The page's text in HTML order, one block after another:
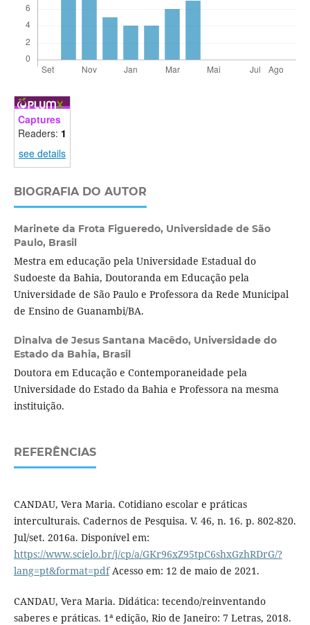
Captures
Readers: 1
see details
BIOGRAFIA DO AUTOR
Marinete da Frota Figueredo, Universidade de São
Paulo, Brasil
Mestra em educação pela Universidade Estadual do
Sudoeste da Bahia, Doutoranda em Educação pela
Universidade de São Paulo e Professora da Rede Municipal
de Ensino de Guanambi/BA.
Dinalva de Jesus Santana Macêdo, Universidade do
Estado da Bahia, Brasil
Doutora em Educação e Contemporaneidade pela
Universidade do Estado da Bahia e Professora na mesma
instituição.
REFERÊNCIAS
CANDAU, Vera Maria. Cotidiano escolar e práticas
interculturais. Cadernos de Pesquisa. V. 46, n. 16. p. 802-820.
Jul/set. 2016a. Disponível em:
https://www.scielo.br/j/cp/a/GKr96xZ95tpC6shxGzhRDrG/?
lang=pt&format=pdfAcesso em: 12 de maio de 2021.
CANDAU, Vera Maria. Didática: tecendo/reinventando
saberes e práticas. 1ª edição, Rio de Janeiro: 7 Letras, 2018.